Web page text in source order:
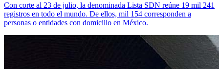
Con corte al 23 de julio, la denominada Lista SDN reúne 19 mil 241
registros en todo el mundo. De ellos, mil 154 corresponden a
personas o entidades con domicilio en México.